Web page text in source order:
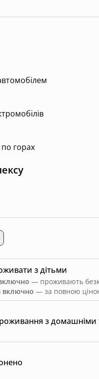
горах
з домашніми
з дітьми
— проживають
включно — за повною